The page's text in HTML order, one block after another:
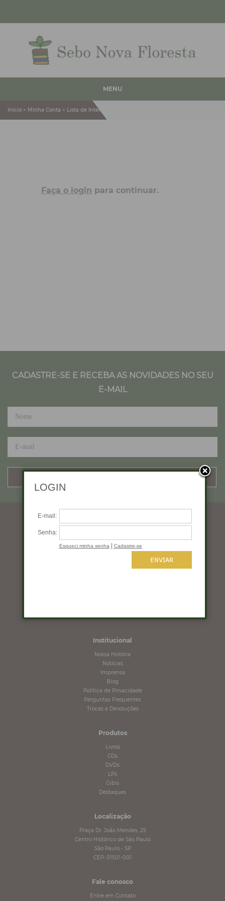
MENU
Inicio > Minha Conta > Lista de Interesse
Faça o login para continuar.
CADASTRE-SE E RECEBA AS NOVIDADES NO SEU
E-MAIL
Horários de funcionamento
Sexta: 10:00 às 18:00
Institucional
Nossa História
Notícias
Imprensa
Blog
Política de Privacidade
Perguntas Frequentes
Trocas e Devoluções
Produtos
Livros
CDs
DVDs
LPs
Gibis
Destaques
Localização
Praça Dr. João Mendes, 25
Centro Histórico de São Paulo
São Paulo - SP
CEP: 01501-001
Fale conosco
Entre em Contato